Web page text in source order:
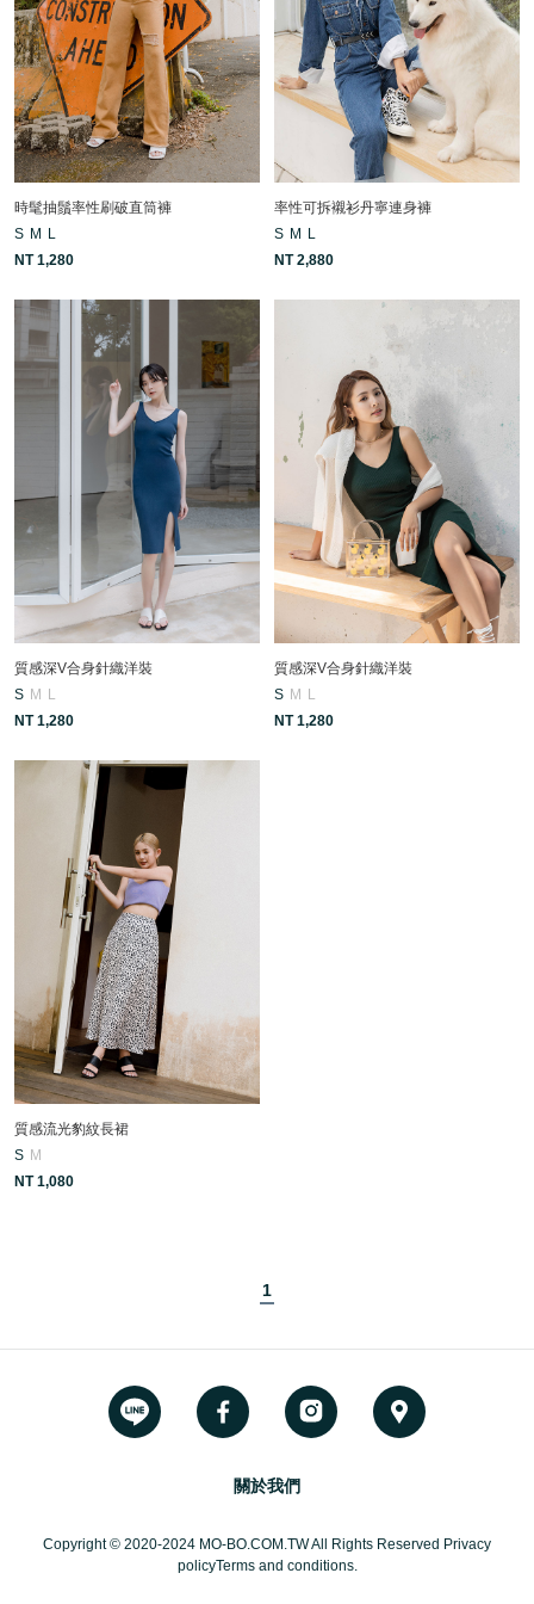
時髦抽鬚率性刷破直筒褲
S M L
NT 1,280
率性可拆襯衫丹寧連身褲
S M L
NT 2,880
質感深V合身針織洋裝
S M
L
NT 1,280
質感深V合身針織洋裝
S M
L
NT 1,280
質感流光豹紋長裙
S M
NT 1,080
1
關於我們
Copyright © 2020-2024 MO-BO.COM.TW All Rights Reserved Privacy
policyTerms and conditions.